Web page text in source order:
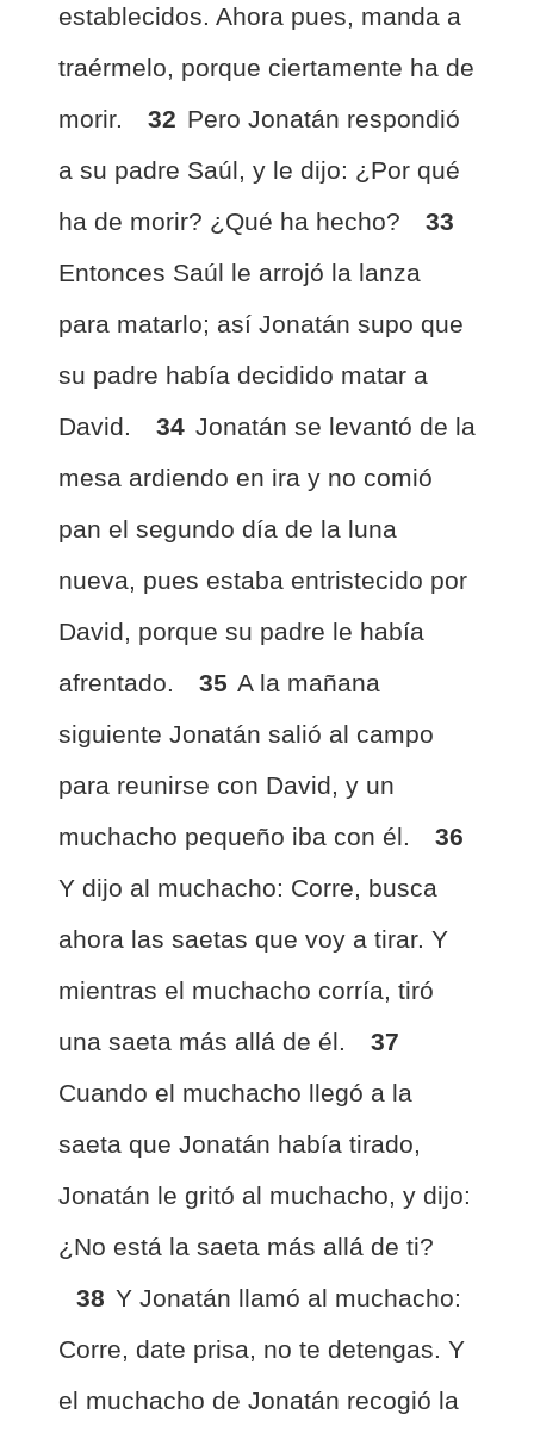
establecidos. Ahora pues, manda a
traérmelo, porque ciertamente ha de
morir.
32 Pero Jonatán respondió
a su padre Saúl, y le dijo: ¿Por qué
ha de morir? ¿Qué ha hecho?
33
Entonces Saúl le arrojó la lanza
para matarlo; así Jonatán supo que
su padre había decidido matar a
David.
34 Jonatán se levantó de la
mesa ardiendo en ira y no comió
pan el segundo día de la luna
nueva, pues estaba entristecido por
David, porque su padre le había
afrentado.
35 A la mañana
siguiente Jonatán salió al campo
para reunirse con David, y un
muchacho pequeño iba con él.
36
Y dijo al muchacho: Corre, busca
ahora las saetas que voy a tirar. Y
mientras el muchacho corría, tiró
una saeta más allá de él.
37
Cuando el muchacho llegó a la
saeta que Jonatán había tirado,
Jonatán le gritó al muchacho, y dijo:
¿No está la saeta más allá de ti?
38 Y Jonatán llamó al muchacho:
Corre, date prisa, no te detengas. Y
el muchacho de Jonatán recogió la